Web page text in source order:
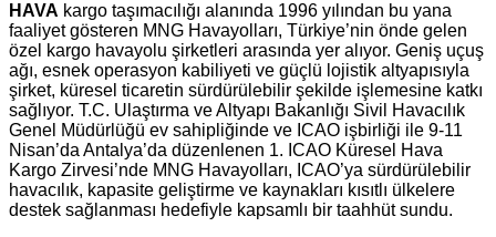
HAVA kargo taşımacılığı alanında 1996 yılından bu yana
faaliyet gösteren MNG Havayolları, Türkiye’nin önde gelen
özel kargo havayolu şirketleri arasında yer alıyor. Geniş uçuş
ağı, esnek operasyon kabiliyeti ve güçlü lojistik altyapısıyla
şirket, küresel ticaretin sürdürülebilir şekilde işlemesine katkı
sağlıyor. T.C. Ulaştırma ve Altyapı Bakanlığı Sivil Havacılık
Genel Müdürlüğü ev sahipliğinde ve ICAO işbirliği ile 9-11
Nisan’da Antalya’da düzenlenen 1. ICAO Küresel Hava
Kargo Zirvesi’nde MNG Havayolları, ICAO’ya sürdürülebilir
havacılık, kapasite geliştirme ve kaynakları kısıtlı ülkelere
destek sağlanması hedefiyle kapsamlı bir taahhüt sundu.